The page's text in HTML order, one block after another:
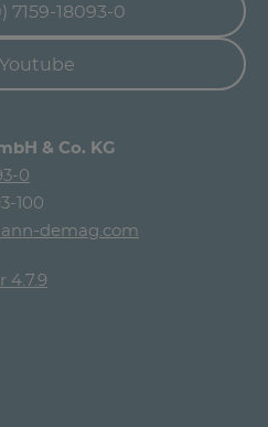
7159-18093-0
Youtube
& Co. KG
0
100
demag.com
4.7.9